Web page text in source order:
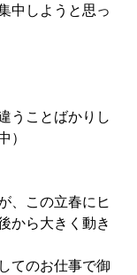
中しようと思っ
うことばかりし
）
、この立春にヒ
から大きく動き
てのお仕事で御